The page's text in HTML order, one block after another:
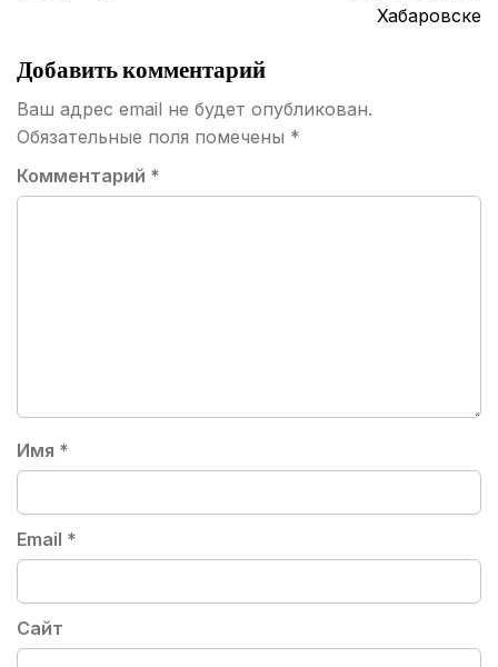
Хабаровске
Добавить комментарий
Ваш адрес email не будет опубликован.
Обязательные поля помечены *
Комментарий *
Имя *
Email *
Сайт